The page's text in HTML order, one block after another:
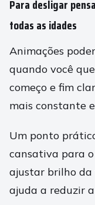
Para desligar
todas as idades
Animações
quando você
começo e fim
mais constante
Um ponto
cansativa para
ajustar brilho da
ajuda a reduzir